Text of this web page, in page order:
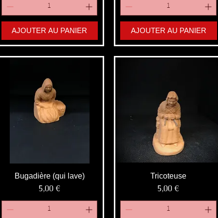
AJOUTER AU PANIER AJOUTER AU PANIER
Bugadière (qui lave)
Prix
5,00 €
Tricoteuse
Prix
5,00 €